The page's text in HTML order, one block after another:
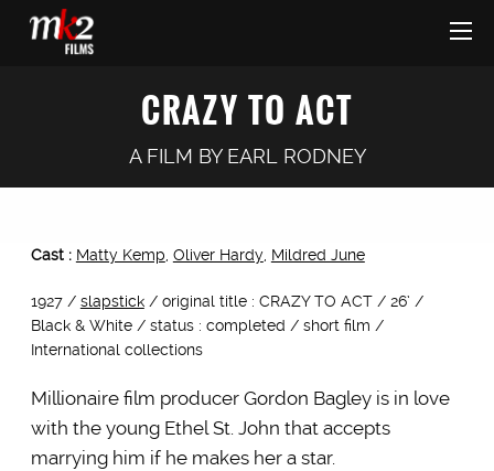
CRAZY TO ACT
A FILM BY EARL RODNEY
Cast : Matty Kemp Oliver Hardy, Mildred June
1927 / slapstick/ original title : CRAZY TO ACT / 26’ /
Black & White / status : completed / short film /
International collections
Millionaire film producer Gordon Bagley is in love
with the young Ethel St. John that accepts
marrying him if he makes her a star.